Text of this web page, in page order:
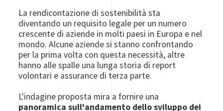
La rendicontazione di sostenibilità sta
diventando un requisito legale per un numero
crescente di aziende in molti paesi in Europa e nel
mondo. Alcune aziende si stanno confrontando
per la prima volta con questa necessità, altre
hanno alle spalle una lunga storia di report
volontari e assurance di terza parte.
L'indagine proposta mira a fornire una
panoramica sull'andamento dello sviluppo dei